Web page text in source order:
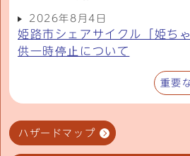
2026年8月4日
姫路市シェアサイクル「姫ち
供一時停止について
重要
ハザードマップ